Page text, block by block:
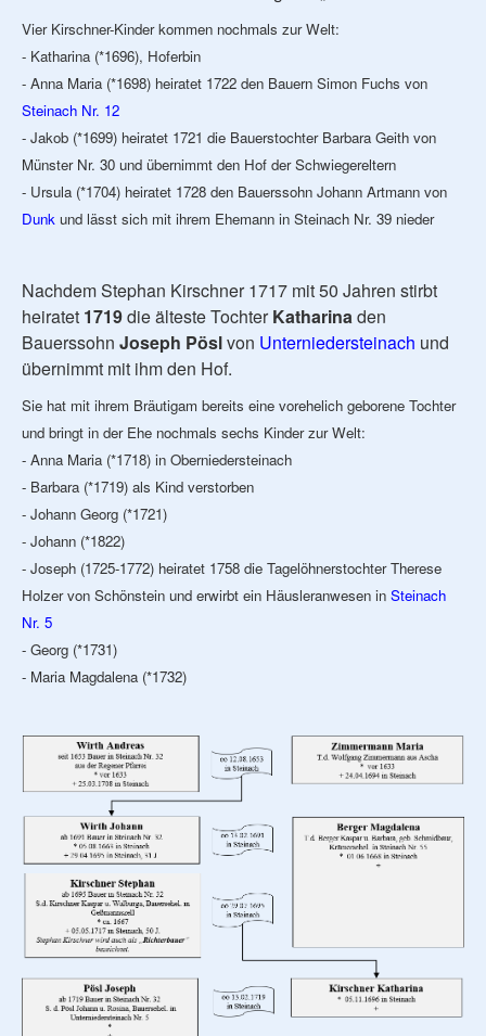
Vier Kirschner-Kinder kommen nochmals zur Welt:
- Katharina (*1696), Hoferbin
- Anna Maria (*1698) heiratet 1722 den Bauern Simon Fuchs von
Steinach Nr. 12
- Jakob (*1699) heiratet 1721 die Bauerstochter Barbara Geith von
Münster Nr. 30 und übernimmt den Hof der Schwiegereltern
- Ursula (*1704) heiratet 1728 den Bauerssohn Johann Artmann von
Dunk und lässt sich mit ihrem Ehemann in Steinach Nr. 39 nieder
Nachdem Stephan Kirschner 1717 mit 50 Jahren stirbt
heiratet 1719die älteste TochterKatharinaden
Bauerssohn Joseph Pöslvon Unterniedersteinach und
übernimmt mit ihm den Hof.
Sie hat mit ihrem Bräutigam bereits eine vorehelich geborene Tochter
und bringt in der Ehe nochmals sechs Kinder zur Welt:
- Anna Maria (*1718) in Oberniedersteinach
- Barbara (*1719) als Kind verstorben
- Johann Georg (*1721)
- Johann (*1822)
- Joseph (1725-1772) heiratet 1758 die Tagelöhnerstochter Therese
Holzer von Schönstein und erwirbt ein Häusleranwesen in Steinach
Nr. 5
- Georg (*1731)
- Maria Magdalena (*1732)